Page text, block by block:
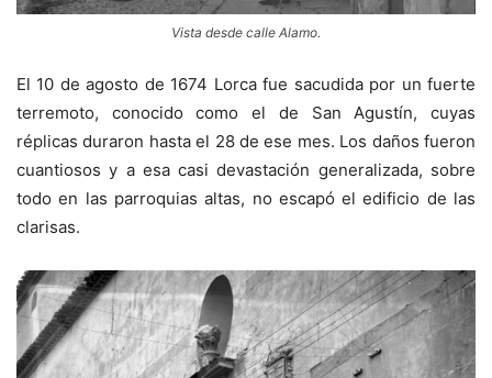
Vista desde calle Alamo.
El 10 de agosto de 1674 Lorca fue sacudida por un fuerte
terremoto, conocido como el de San Agustín, cuyas
réplicas duraron hasta el 28 de ese mes. Los daños fueron
cuantiosos y a esa casi devastación generalizada, sobre
todo en las parroquias altas, no escapó el edificio de las
clarisas.